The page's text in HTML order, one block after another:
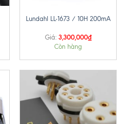
Lundahl LL-1673 / 10H 200mA
Giá: 3,300,000₫
Còn hàng